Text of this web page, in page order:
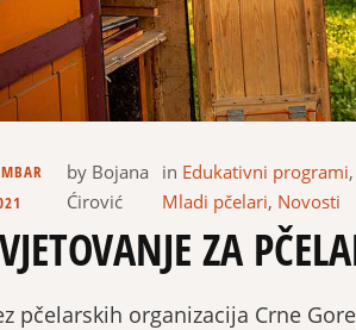
by Bojana
Ćirović
in Edukativni programi,
Mladi pčelari, Novosti
ZA
pčelarskih organizacija Crne